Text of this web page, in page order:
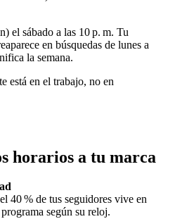
el sábado a las 10 p. m. Tu
en búsquedas de lunes a
la semana.
está en el trabajo, no en
horarios a tu marca
40 % de tus seguidores vive en
según su reloj.